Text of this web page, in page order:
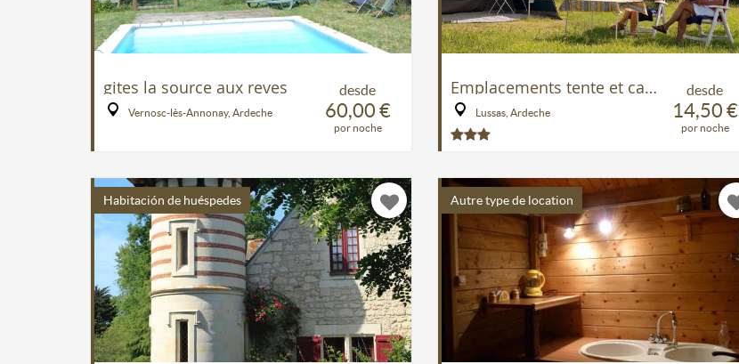
desde
60,00 €
por noche
gites la source aux reves
Vernosc-lès-Annonay, Ardeche
desde
14,50 €
por noche
Emplacements tente et caravane au Ludo Camping en ARDECHE
Lussas, Ardeche
Habitación de huéspedes Autre type de location